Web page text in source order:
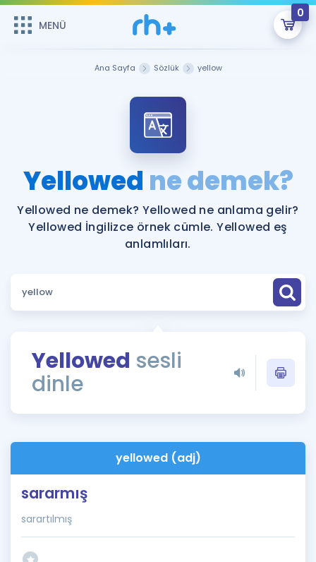
MENÜ
0
ÜYE DEĞİLİM
Sepetin Şu An Boş.
Remzi Hoca ile seni sınava hazırlayacak onlarca eğitim seni
bekliyor!
MENÜ
Faydalı Araçlar
Sözlük
Rehberlik Aracı
ÖSYM Sınav Takvimi
İngilizce Gramer
Hakkımızda
Ana Sayfa Sözlük yellow
Yellowed ne demek?
Yellowed ne demek? Yellowed ne anlama gelir?
Yellowed İngilizce örnek cümle. Yellowed eş
anlamlıları.
Yellowed sesli
dinle
yellowed (adj)
sararmış
sarartılmış